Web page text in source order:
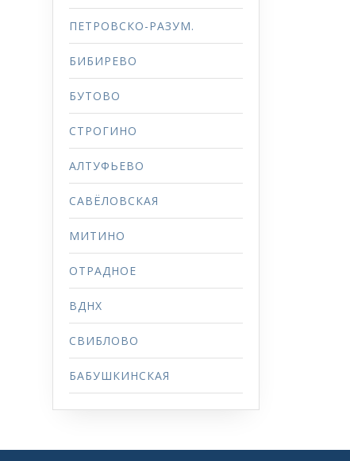
ПЕТРОВСКО-РАЗУМ.
БИБИРЕВО
БУТОВО
СТРОГИНО
АЛТУФЬЕВО
САВЁЛОВСКАЯ
МИТИНО
ОТРАДНОЕ
ВДНХ
СВИБЛОВО
БАБУШКИНСКАЯ